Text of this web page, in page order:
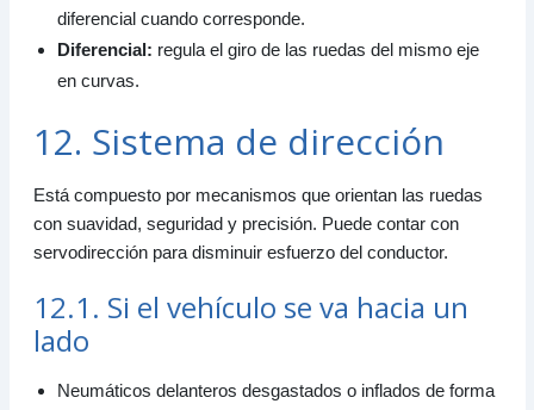
diferencial cuando corresponde.
Diferencial: regula el giro de las ruedas del mismo eje
en curvas.
12. Sistema de dirección
Está compuesto por mecanismos que orientan las ruedas
con suavidad, seguridad y precisión. Puede contar con
servodirección para disminuir esfuerzo del conductor.
12.1. Si el vehículo se va hacia un
lado
Neumáticos delanteros desgastados o inflados de forma